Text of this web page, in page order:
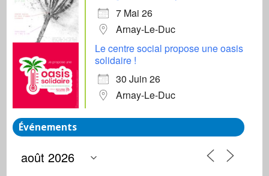
7 Mai 26
Arnay-Le-Duc
Le centre social propose une oasis
solidaire !
30 Juin 26
Arnay-Le-Duc
Événements